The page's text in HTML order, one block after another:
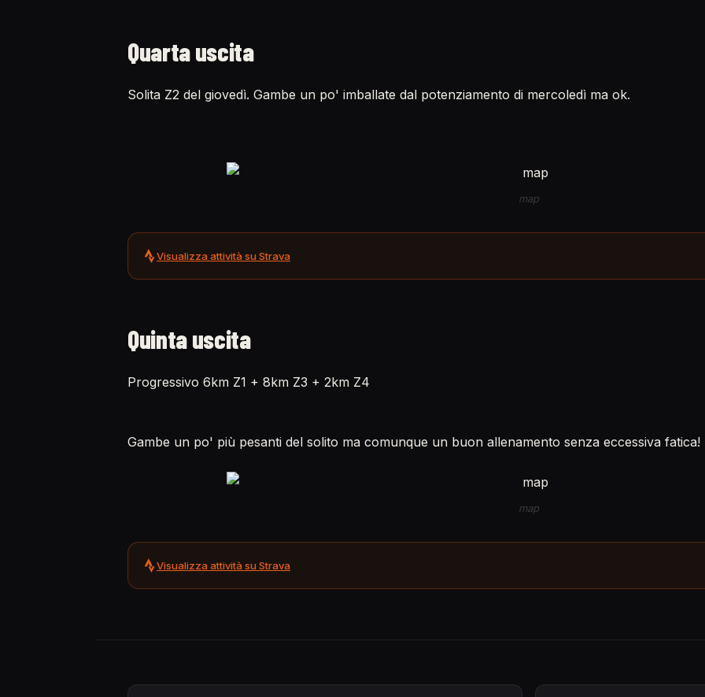
Quarta uscita
Solita Z2 del giovedì. Gambe un po' imballate dal potenziamento di mercoledì ma ok.
map
Visualizza attività su Strava
Quinta uscita
Progressivo 6km Z1 + 8km Z3 + 2km Z4
Gambe un po' più pesanti del solito ma comunque un buon allenamento senza eccessiva fatica!
map
Visualizza attività su Strava